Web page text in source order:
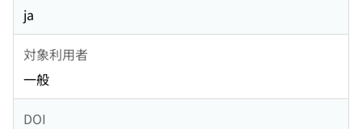
ja
対象利用者
一般
DOI